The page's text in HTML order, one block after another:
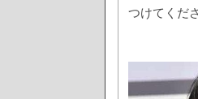
つけてくだ